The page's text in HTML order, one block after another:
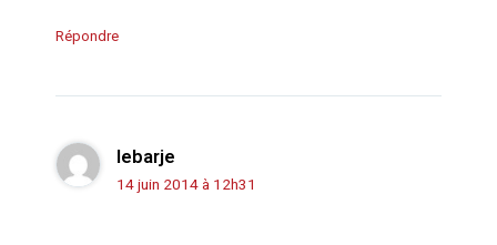
Répondre
lebarje
14 juin 2014 à 12h31